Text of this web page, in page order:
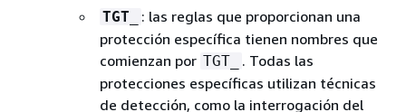
TGT_
: las reglas que proporcionan una
protección específica tienen nombres que
comienzan por TGT_
. Todas las
protecciones específicas utilizan técnicas
de detección, como la interrogación del